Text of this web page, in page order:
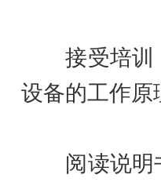
接受培训：
设备的工作原
阅读说明书